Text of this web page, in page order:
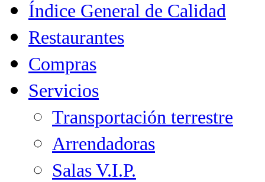
Índice General de Calidad
Restaurantes
Compras
Servicios
Transportación terrestre
Arrendadoras
Salas V.I.P.